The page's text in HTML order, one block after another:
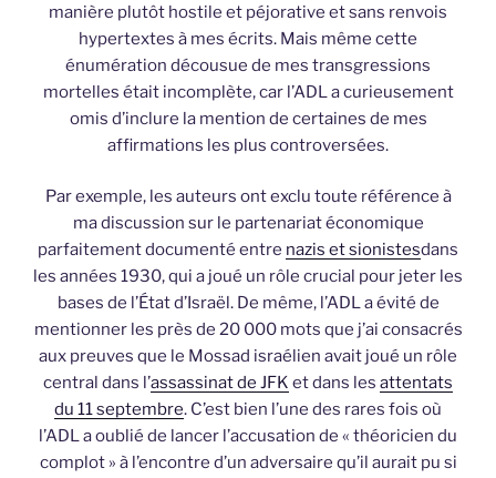
manière plutôt hostile et péjorative et sans renvois
hypertextes à mes écrits. Mais même cette
énumération décousue de mes transgressions
mortelles était incomplète, car l’ADL a curieusement
omis d’inclure la mention de certaines de mes
affirmations les plus controversées.
Par exemple, les auteurs ont exclu toute référence à
ma discussion sur le partenariat économique
parfaitement documenté entre nazis et sionistesdans
les années 1930, qui a joué un rôle crucial pour jeter les
bases de l’État d’Israël. De même, l’ADL a évité de
mentionner les près de 20 000 mots que j’ai consacrés
aux preuves que le Mossad israélien avait joué un rôle
central dans l’assassinat de JFK et dans les attentats
du 11 septembre. C’est bien l’une des rares fois où
l’ADL a oublié de lancer l’accusation de « théoricien du
complot » à l’encontre d’un adversaire qu’il aurait pu si